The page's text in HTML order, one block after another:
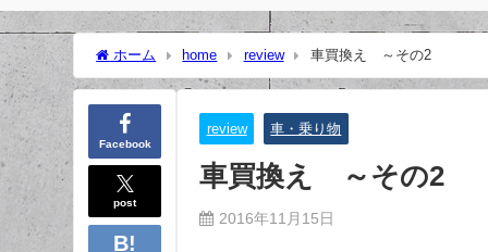
ホーム home review 車買換え ～その2
Facebook
post
review 車・乗り物
車買換え ～その2
2016年11月15日